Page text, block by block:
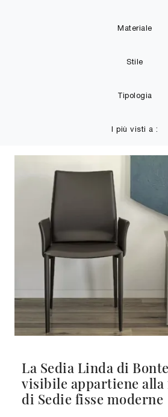
Materiale
Stile
Tipologia
I più visti a :
La Sedia Linda di
visibile appartiene alla
di Sedie fisse moderne